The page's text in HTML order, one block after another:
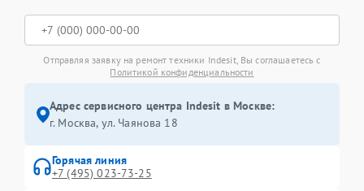
Отправляя заявку на ремонт техники Indesit, Вы соглашаетесь с
Политикой конфиденциальности
Адрес сервисного центра Indesit в Москве:
г. Москва, ул. Чаянова 18
Горячая линия
+7 (495) 023-73-25